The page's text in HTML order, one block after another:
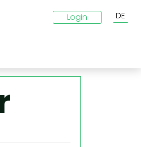
Login DE